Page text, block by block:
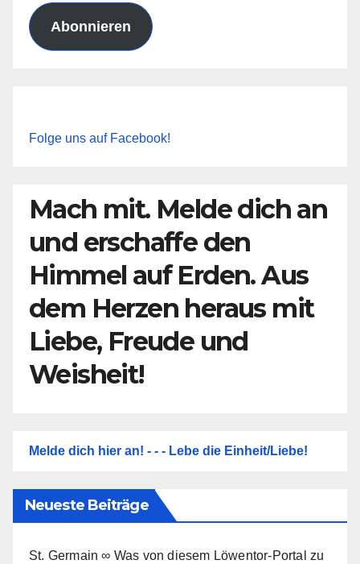
Abonnieren
Folge uns auf Facebook!
Mach mit. Melde dich an
und erschaffe den
Himmel auf Erden. Aus
dem Herzen heraus mit
Liebe, Freude und
Weisheit!
Melde dich hier an! - - - Lebe die Einheit/Liebe!
Neueste Beiträge
St. Germain ∞ Was von diesem Löwentor-Portal zu